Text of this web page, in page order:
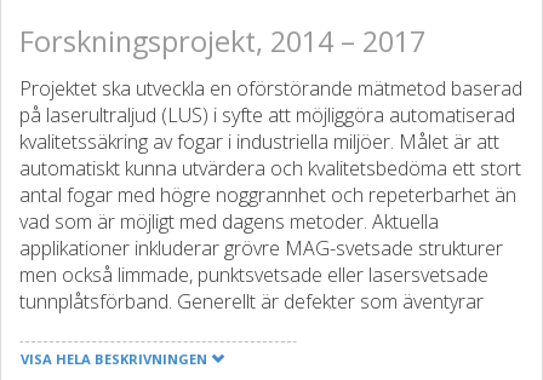
Forskningsprojekt, 2014 – 2017
Projektet ska utveckla en oförstörande mätmetod baserad
på laserultraljud (LUS) i syfte att möjliggöra automatiserad
kvalitetssäkring av fogar i industriella miljöer. Målet är att
automatiskt kunna utvärdera och kvalitetsbedöma ett stort
antal fogar med högre noggrannhet och repeterbarhet än
vad som är möjligt med dagens metoder. Aktuella
applikationer inkluderar grövre MAG-svetsade strukturer
men också limmade, punktsvetsade eller lasersvetsade
tunnplåtsförband. Generellt är defekter som äventyrar
VISA HELA BESKRIVNINGEN